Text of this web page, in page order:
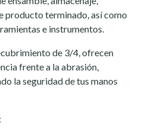
producto terminado, así como
e instrumentos.
de 3/4, ofrecen
frente a la abrasión,
la seguridad de tus manos